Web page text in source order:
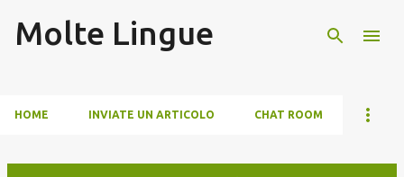
Molte Lingue
HOME INVIATE UN ARTICOLO CHAT ROOM